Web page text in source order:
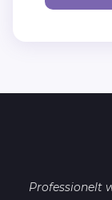
Professionelt